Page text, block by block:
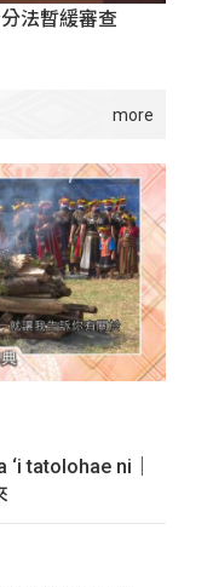
法暫緩審查
‘i tatolohae ni｜